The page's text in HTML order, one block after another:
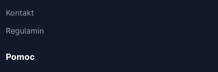
Kontakt
Regulamin
Pomoc